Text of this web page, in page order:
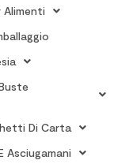
Di Carta
Asciugamani